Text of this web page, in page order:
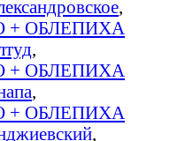
,
ОБЛЕПИХА
,
ОБЛЕПИХА
,
ОБЛЕПИХА
,